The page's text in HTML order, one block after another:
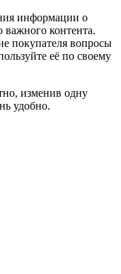
информации о
важного контента.
покупателя вопросы
её по своему
изменив одну
удобно.